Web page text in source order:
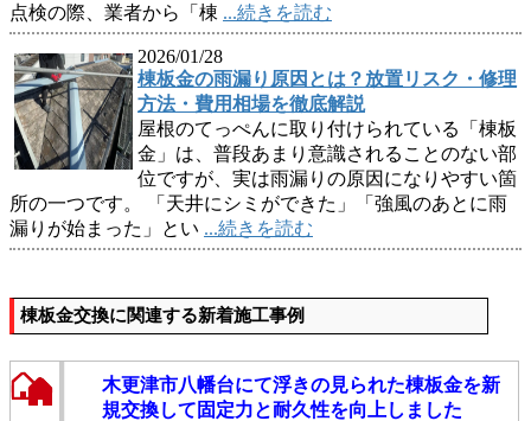
点検の際、業者から「棟 ...続きを読む
2026/01/28
棟板金の雨漏り原因とは？放置リスク・修理
方法・費用相場を徹底解説
屋根のてっぺんに取り付けられている「棟板
金」は、普段あまり意識されることのない部
位ですが、実は雨漏りの原因になりやすい箇
所の一つです。 「天井にシミができた」「強風のあとに雨
漏りが始まった」とい ...続きを読む
棟板金交換に関連する新着施工事例
木更津市八幡台にて浮きの見られた棟板金を新
規交換して固定力と耐久性を向上しました